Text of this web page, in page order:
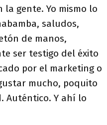
la gente. Yo mismo lo
saludos,
de manos,
ser testigo del éxito
por el marketing o
mucho, poquito
Auténtico. Y ahí lo